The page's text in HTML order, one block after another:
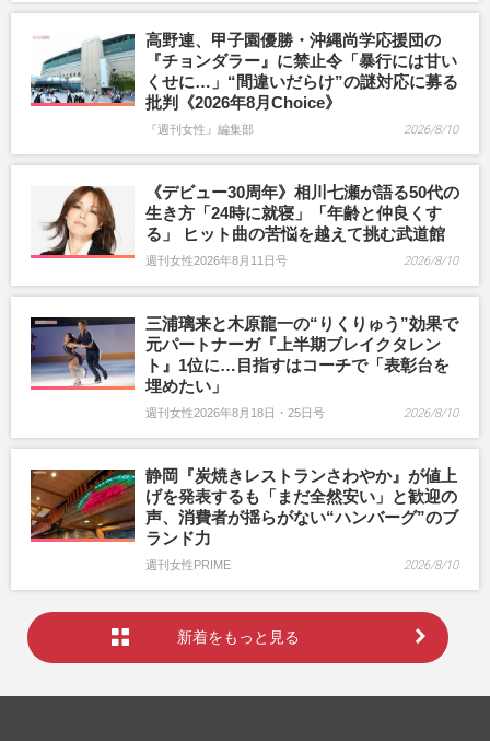
高野連、甲子園優勝・沖縄尚学応援団の
『チョンダラー』に禁止令「暴行には甘い
くせに…」“間違いだらけ”の謎対応に募る
批判《2026年8月Choice》
『週刊女性』編集部 2026/8/10
《デビュー30周年》相川七瀬が語る50代の
生き方「24時に就寝」「年齢と仲良くす
る」 ヒット曲の苦悩を越えて挑む武道館
週刊女性2026年8月11日号 2026/8/10
三浦璃来と木原龍一の“りくりゅう”効果で
元パートナーガ『上半期ブレイクタレン
ト』1位に…目指すはコーチで「表彰台を
埋めたい」
週刊女性2026年8月18日・25日号 2026/8/10
静岡『炭焼きレストランさわやか』が値上
げを発表するも「まだ全然安い」と歓迎の
声、消費者が揺らがない“ハンバーグ”のブ
ランド力
週刊女性PRIME 2026/8/10
新着をもっと見る